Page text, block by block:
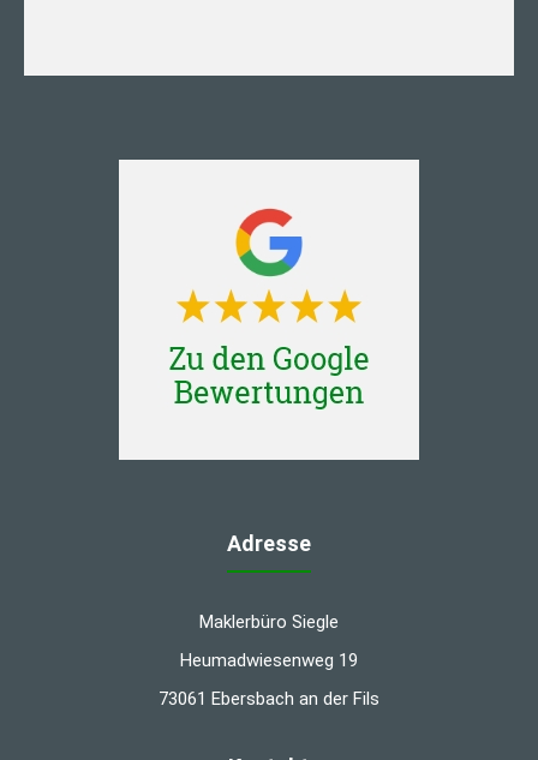
Adresse
Maklerbüro Siegle
Heumadwiesenweg 19
73061 Ebersbach an der Fils